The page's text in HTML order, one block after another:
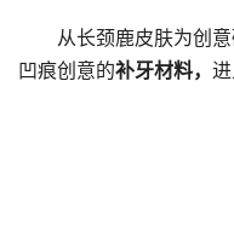
从长颈鹿皮肤为创
凹痕创意的补牙材料，